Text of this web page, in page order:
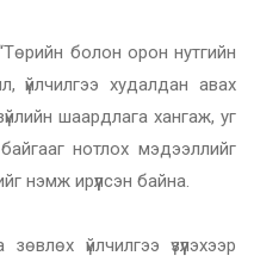
“Төрийн болон орон нутгийн
үйлчилгээ худалдан авах
шаардлага хангаж, уг
байгааг нотлох мэдээллийг
нэмж ирүүлсэн байна.
үйлчилгээ үзүүлэхээр